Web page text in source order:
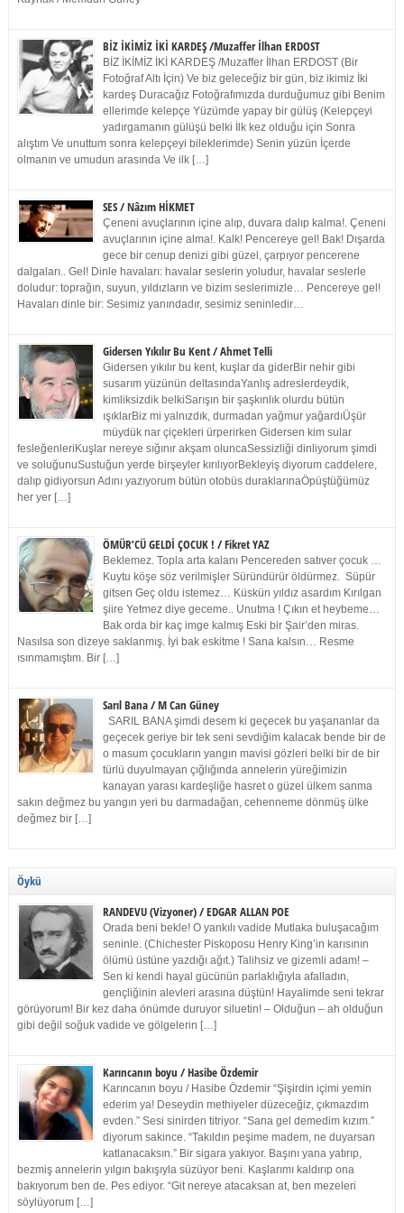
BİZ İKİMİZ İKİ KARDEŞ /Muzaffer İlhan ERDOST
BİZ İKİMİZ İKİ KARDEŞ /Muzaffer İlhan ERDOST (Bir
Fotoğraf Altı İçin) Ve biz geleceğiz bir gün, biz ikimiz İki
kardeş Duracağız Fotoğrafımızda durduğumuz gibi Benim
ellerimde kelepçe Yüzümde yapay bir gülüş (Kelepçeyi
yadırgamanın gülüşü belki İlk kez olduğu için Sonra
alıştım Ve unuttum sonra kelepçeyi bileklerimde) Senin yüzün İçerde
olmanın ve umudun arasında Ve ilk […]
SES / Nâzım HİKMET
Çeneni avuçlarının içine alıp, duvara dalıp kalma!. Çeneni
avuçlarının içine alma!. Kalk! Pencereye gel! Bak! Dışarda
gece bir cenup denizi gibi güzel, çarpıyor pencerene
dalgaları.. Gel! Dinle havaları: havalar seslerin yoludur, havalar seslerle
doludur: toprağın, suyun, yıldızların ve bizim seslerimizle… Pencereye gel!
Havaları dinle bir: Sesimiz yanındadır, sesimiz seninledir…
Gidersen Yıkılır Bu Kent / Ahmet Telli
Gidersen yıkılır bu kent, kuşlar da giderBir nehir gibi
susarım yüzünün deltasındaYanlış adreslerdeydik,
kimliksizdik belkiSarışın bir şaşkınlık olurdu bütün
ışıklarBiz mi yalnızdık, durmadan yağmur yağardıÜşür
müydük nar çiçekleri ürperirken Gidersen kim sular
fesleğenleriKuşlar nereye sığınır akşam oluncaSessizliği dinliyorum şimdi
ve soluğunuSustuğun yerde birşeyler kırılıyorBekleyiş diyorum caddelere,
dalıp gidiyorsun Adını yazıyorum bütün otobüs duraklarınaÖpüştüğümüz
her yer […]
ÖMÜR’CÜ GELDİ ÇOCUK ! / Fikret YAZ
Beklemez. Topla arta kalanı Pencereden satıver çocuk …
Kuytu köşe söz verilmişler Süründürür öldürmez. Süpür
gitsen Geç oldu istemez… Küskün yıldız asardım Kırılgan
şiire Yetmez diye geceme.. Unutma ! Çıkın et heybeme…
Bak orda bir kaç imge kalmış Eski bir Şair’den miras.
Nasılsa son dizeye saklanmış. İyi bak eskitme ! Sana kalsın… Resme
ısınmamıştım. Bir […]
Sarıl Bana / M Can Güney
SARIL BANA şimdi desem ki geçecek bu yaşananlar da
geçecek geriye bir tek seni sevdiğim kalacak bende bir de
o masum çocukların yangın mavisi gözleri belki bir de bir
türlü duyulmayan çığlığında annelerin yüreğimizin
kanayan yarası kardeşliğe hasret o güzel ülkem sanma
sakın değmez bu yangın yeri bu darmadağan, cehenneme dönmüş ülke
değmez bir […]
Öykü
RANDEVU (Vizyoner) / EDGAR ALLAN POE
Orada beni bekle! O yankılı vadide Mutlaka buluşacağım
seninle. (Chichester Piskoposu Henry King’in karısının
ölümü üstüne yazdığı ağıt.) Talihsiz ve gizemli adam! –
Sen ki kendi hayal gücünün parlaklığıyla afalladın,
gençliğinin alevleri arasına düştün! Hayalimde seni tekrar
görüyorum! Bir kez daha önümde duruyor siluetin! – Olduğun – ah olduğun
gibi değil soğuk vadide ve gölgelerin […]
Karıncanın boyu / Hasibe Özdemir
Karıncanın boyu / Hasibe Özdemir “Şişirdin içimi yemin
ederim ya! Deseydin methiyeler düzeceğiz, çıkmazdım
evden.” Sesi sinirden titriyor. “Sana gel demedim kızım.”
diyorum sakince. “Takıldın peşime madem, ne duyarsan
katlanacaksın.” Bir sigara yakıyor. Başını yana yatırıp,
bezmiş annelerin yılgın bakışıyla süzüyor beni. Kaşlarımı kaldırıp ona
bakıyorum ben de. Pes ediyor. “Git nereye atacaksan at, ben mezeleri
söylüyorum […]